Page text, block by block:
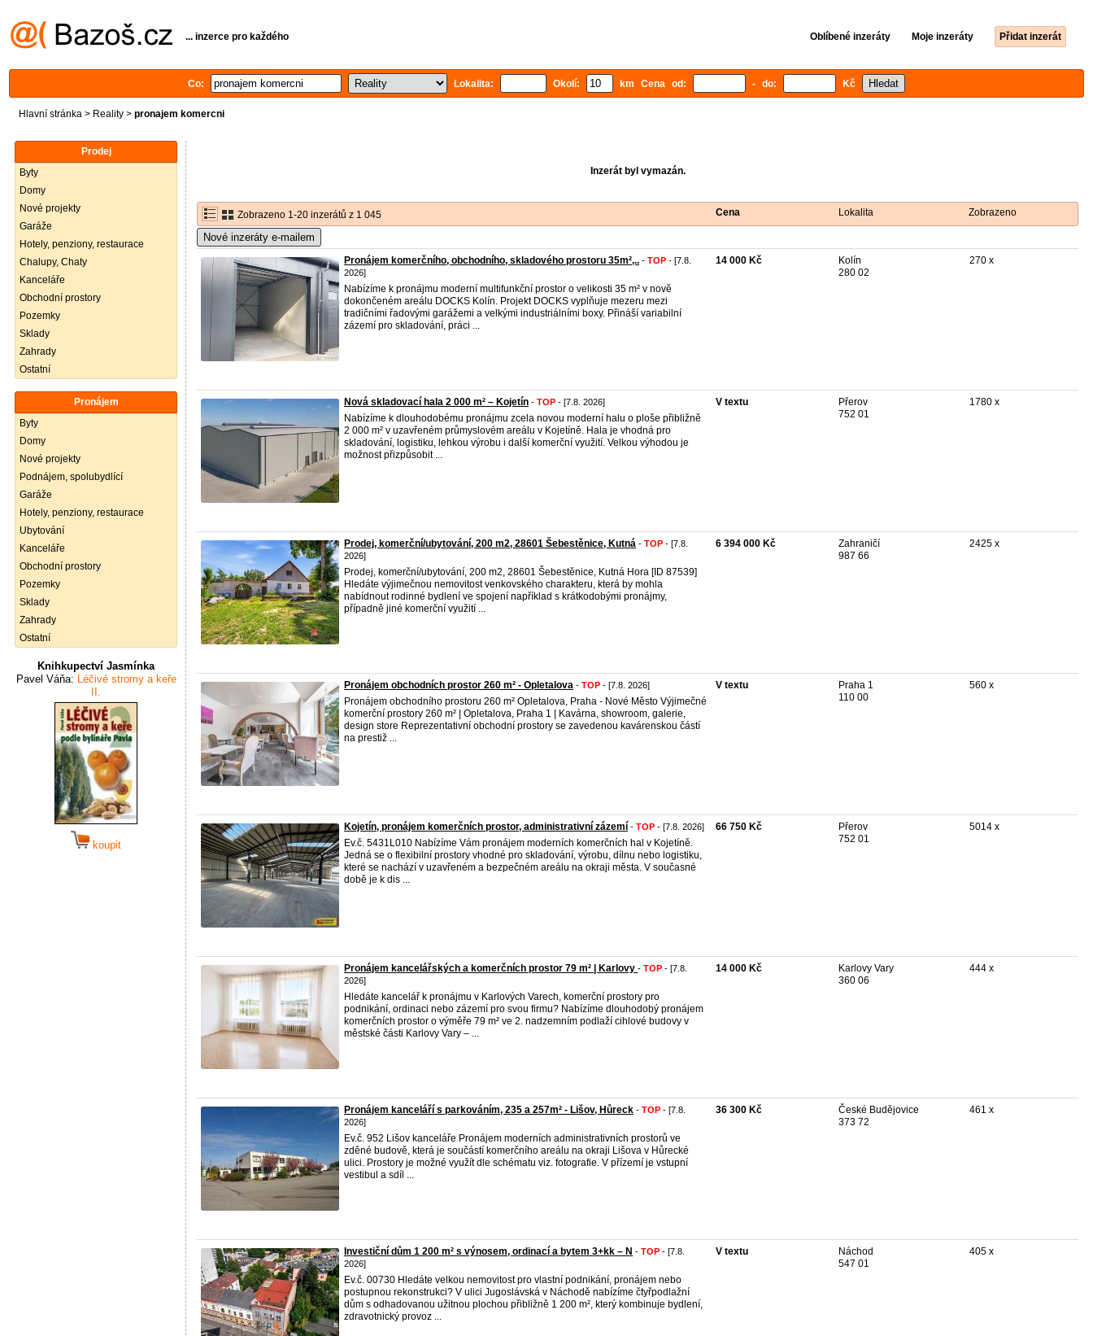
... inzerce pro každého Oblíbené inzeráty Moje inzeráty Přidat inzerát
Co: Lokalita: Okolí: km Cena od: - do: Kč
Hlavní stránka > Reality > pronajem komercni
Prodej
Byty
Domy
Nové projekty
Garáže
Hotely, penziony, restaurace
Chalupy, Chaty
Kanceláře
Obchodní prostory
Pozemky
Sklady
Zahrady
Ostatní
Pronájem
Byty
Domy
Nové projekty
Podnájem, spolubydlící
Garáže
Hotely, penziony, restaurace
Ubytování
Kanceláře
Obchodní prostory
Pozemky
Sklady
Zahrady
Ostatní
Knihkupectví Jasmínka
Pavel Váňa: Léčivé stromy a keře
II.
koupit
Inzerát byl vymazán.
Zobrazeno 1-20 inzerátů z 1 045 Cena Lokalita Zobrazeno
Nové inzeráty e-mailem
Pronájem komerčního, obchodního, skladového prostoru 35m²,.. - TOP - [7.8.
2026]
Nabízíme k pronájmu moderní multifunkční prostor o velikosti 35 m² v nově
dokončeném areálu DOCKS Kolín. Projekt DOCKS vyplňuje mezeru mezi
tradičními řadovými garážemi a velkými industriálními boxy. Přináší variabilní
zázemí pro skladování, práci ...
14 000 Kč
Kolín
280 02
270 x
Nová skladovací hala 2 000 m² – Kojetín - TOP - [7.8. 2026]
Nabízíme k dlouhodobému pronájmu zcela novou moderní halu o ploše přibližně
2 000 m² v uzavřeném průmyslovém areálu v Kojetíně. Hala je vhodná pro
skladování, logistiku, lehkou výrobu i další komerční využití. Velkou výhodou je
možnost přizpůsobit ...
V textu
Přerov
752 01
1780 x
Prodej, komerční/ubytování, 200 m2, 28601 Šebestěnice, Kutná - TOP - [7.8.
2026]
Prodej, komerční/ubytování, 200 m2, 28601 Šebestěnice, Kutná Hora [ID 87539]
Hledáte výjimečnou nemovitost venkovského charakteru, která by mohla
nabídnout rodinné bydlení ve spojení například s krátkodobými pronájmy,
případně jiné komerční využití ...
6 394 000 Kč
Zahraničí
987 66
2425 x
Pronájem obchodních prostor 260 m² - Opletalova - TOP - [7.8. 2026]
Pronájem obchodního prostoru 260 m² Opletalova, Praha - Nové Město Výjimečné
komerční prostory 260 m² | Opletalova, Praha 1 | Kavárna, showroom, galerie,
design store Reprezentativní obchodní prostory se zavedenou kavárenskou částí
na prestiž ...
V textu
Praha 1
110 00
560 x
Kojetín, pronájem komerčních prostor, administrativní zázemí - TOP - [7.8. 2026]
Ev.č. 5431L010 Nabízíme Vám pronájem moderních komerčních hal v Kojetíně.
Jedná se o flexibilní prostory vhodné pro skladování, výrobu, dílnu nebo logistiku,
které se nachází v uzavřeném a bezpečném areálu na okraji města. V současné
době je k dis ...
66 750 Kč
Přerov
752 01
5014 x
Pronájem kancelářských a komerčních prostor 79 m² | Karlovy - TOP - [7.8.
2026]
Hledáte kancelář k pronájmu v Karlových Varech, komerční prostory pro
podnikání, ordinaci nebo zázemí pro svou firmu? Nabízíme dlouhodobý pronájem
komerčních prostor o výměře 79 m² ve 2. nadzemním podlaží cihlové budovy v
městské části Karlovy Vary – ...
14 000 Kč
Karlovy Vary
360 06
444 x
Pronájem kanceláří s parkováním, 235 a 257m² - Lišov, Hůreck - TOP - [7.8.
2026]
Ev.č. 952 Lišov kanceláře Pronájem moderních administrativních prostorů ve
zděné budově, která je součástí komerčního areálu na okraji Lišova v Hůrecké
ulici. Prostory je možné využít dle schématu viz. fotografie. V přízemí je vstupní
vestibul a sdíl ...
36 300 Kč
České Budějovice
373 72
461 x
Investiční dům 1 200 m² s výnosem, ordinací a bytem 3+kk – N - TOP - [7.8.
2026]
Ev.č. 00730 Hledáte velkou nemovitost pro vlastní podnikání, pronájem nebo
postupnou rekonstrukci? V ulici Jugoslávská v Náchodě nabízíme čtyřpodlažní
dům s odhadovanou užitnou plochou přibližně 1 200 m², který kombinuje bydlení,
zdravotnický provoz ...
V textu
Náchod
547 01
405 x